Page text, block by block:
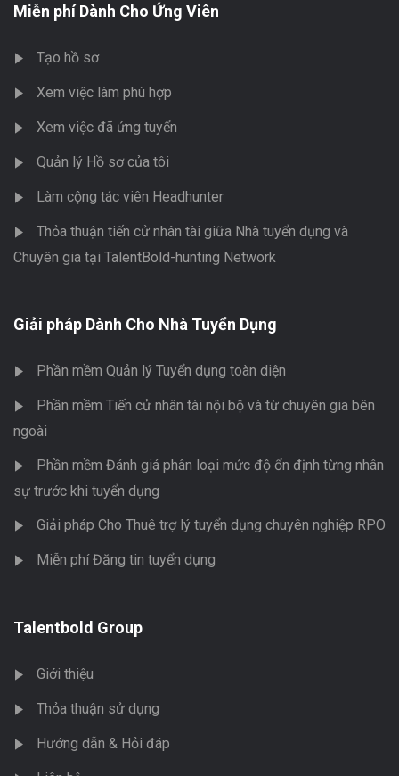
Miễn phí Dành Cho Ứng Viên
Tạo hồ sơ
Xem việc làm phù hợp
Xem việc đã ứng tuyển
Quản lý Hồ sơ của tôi
Làm cộng tác viên Headhunter
Thỏa thuận tiến cử nhân tài giữa Nhà tuyển dụng và
Chuyên gia tại TalentBold-hunting Network
Giải pháp Dành Cho Nhà Tuyển Dụng
Phần mềm Quản lý Tuyển dụng toàn diện
Phần mềm Tiến cử nhân tài nội bộ và từ chuyên gia bên
ngoài
Phần mềm Đánh giá phân loại mức độ ổn định từng nhân
sự trước khi tuyển dụng
Giải pháp Cho Thuê trợ lý tuyển dụng chuyên nghiệp RPO
Miễn phí Đăng tin tuyển dụng
Talentbold Group
Giới thiệu
Thỏa thuận sử dụng
Hướng dẫn & Hỏi đáp